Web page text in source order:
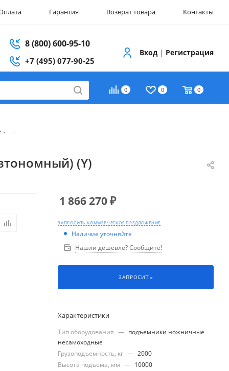
Гарантия Возврат товара Контакты
8 (800) 600-95-10
+7 (495) 077-90-25
Вход | Регистрация
0 0 0
—
(Y)
1 866 270₽
ЗАПРОСИТЬ КОММЕРЧЕСКОЕ ПРЕДЛОЖЕНИЕ
Наличие уточняйте
Нашли дешевле? Сообщите!
ЗАПРОСИТЬ
Характеристики
Тип оборудования — подъемники ножничные
несамоходные
Грузоподъемность, кг — 2000
Высота подъема, мм — 10000